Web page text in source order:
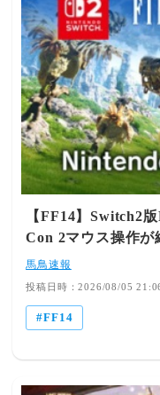
ったら抜ければいい
さん@ξﾟ⊿ﾟ)ξ：
ID:TcDyyvCp0 (1/2回
逆にコミュが発達す
きが強くなる現象🥺
されたら死ぬしかな
センみたいに孤独勢
ん@ξﾟ⊿ﾟ)ξ： 2026/
(1/1回レス) [sage] [-]
勇者になってくるか
⊿ﾟ)ξ： 2026/08/05(水
レス) [] [-] ▽オセア
ベル超えてるだろ
2026/08/05(水)
[] [-] ▽>>362最後だか
とあるヒカセンさん
10:54:09.65
けどエレメンタルよ
さん@ξﾟ⊿ﾟ)ξ：
【FF14】Switch2
Con 2マウス操作が
作が楽すぎるしキ
馬鳥速報
投稿日時：2026/08/05
FF14